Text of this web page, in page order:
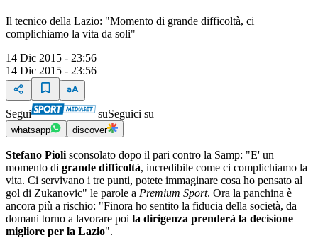
Il tecnico della Lazio: "Momento di grande difficoltà, ci
complichiamo la vita da soli"
14 Dic 2015 - 23:56
14 Dic 2015 - 23:56
Segui suSeguici su
whatsapp discover
Stefano Pioli sconsolato dopo il pari contro la Samp: "E' un
momento di grande difficoltà, incredibile come ci complichiamo la
vita. Ci servivano i tre punti, potete immaginare cosa ho pensato al
gol di Zukanovic" le parole a Premium Sport. Ora la panchina è
ancora più a rischio: "Finora ho sentito la fiducia della società, da
domani torno a lavorare poi la dirigenza prenderà la decisione
migliore per la Lazio".